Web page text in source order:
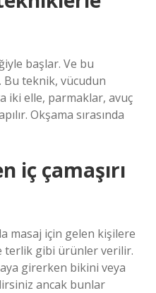
başlar. Ve bu
Bu teknik, vücudun
iki elle, parmaklar, avuç
Okşama sırasında
iç çamaşırı
masaj için gelen kişilere
terlik gibi ürünler verilir.
girerken bikini veya
ancak bunlar